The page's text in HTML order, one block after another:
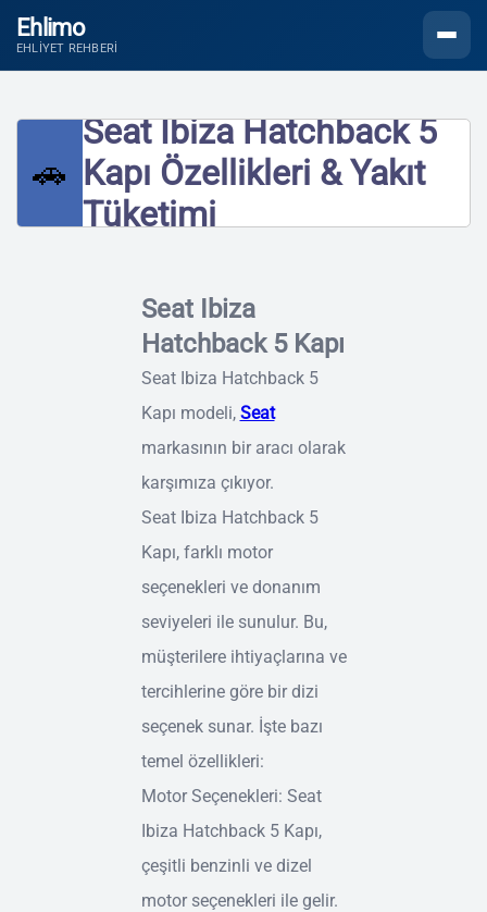
Ehlimo
EHLIYET REHBERI
🚗
Seat Ibiza Hatchback 5
Kapı Özellikleri & Yakıt
Tüketimi
Seat Ibiza
Hatchback 5 Kapı
Seat Ibiza Hatchback 5
Kapı modeli, Seat
markasının bir aracı olarak
karşımıza çıkıyor.
Seat Ibiza Hatchback 5
Kapı, farklı motor
seçenekleri ve donanım
seviyeleri ile sunulur. Bu,
müşterilere ihtiyaçlarına ve
tercihlerine göre bir dizi
seçenek sunar. İşte bazı
temel özellikleri:
Motor Seçenekleri: Seat
Ibiza Hatchback 5 Kapı,
çeşitli benzinli ve dizel
motor seçenekleri ile gelir.